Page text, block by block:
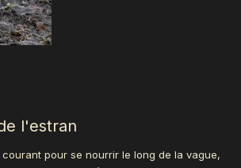
l'estran
pour se nourrir le long de la vague,